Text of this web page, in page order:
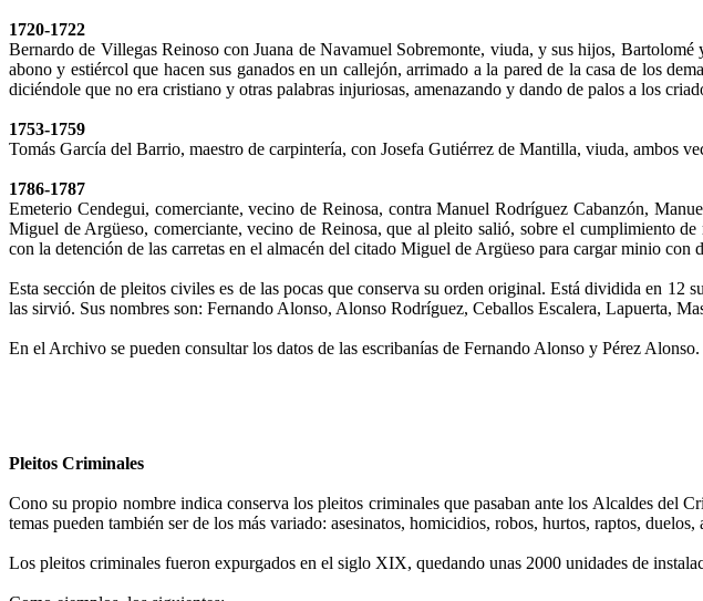
1720-1722
Bernardo de Villegas Reinoso con Juana de Navamuel Sobremonte, viuda, y sus hijos,
abono y estiércol que hacen sus ganados en un callejón, arrimado a la pared de la casa de los
diciéndole que no era cristiano y otras palabras injuriosas, amenazando y dando de palos a los
1753-1759
Tomás García del Barrio, maestro de carpintería, con Josefa Gutiérrez de Mantilla, viuda, ambos
1786-1787
Emeterio Cendegui, comerciante, vecino de Reinosa, contra Manuel Rodríguez Cabanzón,
Miguel de Argüeso, comerciante, vecino de Reinosa, que al pleito salió, sobre el cumplimiento
con la detención de las carretas en el almacén del citado Miguel de Argüeso para cargar minio
Esta sección de pleitos civiles es de las pocas que conserva su orden original. Está dividida en 12
las sirvió. Sus nombres son: Fernando Alonso, Alonso Rodríguez, Ceballos Escalera, Lapuerta,
En el Archivo se pueden consultar los datos de las escribanías de Fernando Alonso y Pérez
Pleitos Criminales
Cono su propio nombre indica conserva los pleitos criminales que pasaban ante los Alcaldes del
temas pueden también ser de los más variado: asesinatos, homicidios, robos, hurtos, raptos, duelos,
Los pleitos criminales fueron expurgados en el siglo XIX, quedando unas 2000 unidades de